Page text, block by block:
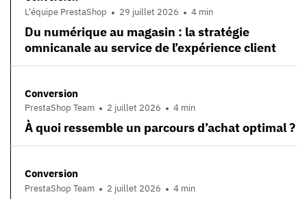
L'équipe PrestaShop 29 juillet 2026 4 min
Du numérique au magasin : la stratégie
omnicanale au service de l’expérience client
Conversion
PrestaShop Team 2 juillet 2026 4 min
À quoi ressemble un parcours d’achat optimal ?
Conversion
PrestaShop Team 2 juillet 2026 4 min